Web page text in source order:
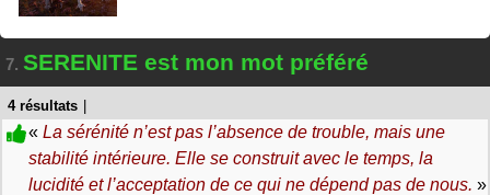
7. SERENITE est mon mot préféré
4 résultats |
« La sérénité n’est pas l’absence de trouble, mais une
stabilité intérieure. Elle se construit avec le temps, la
lucidité et l’acceptation de ce qui ne dépend pas de nous. »